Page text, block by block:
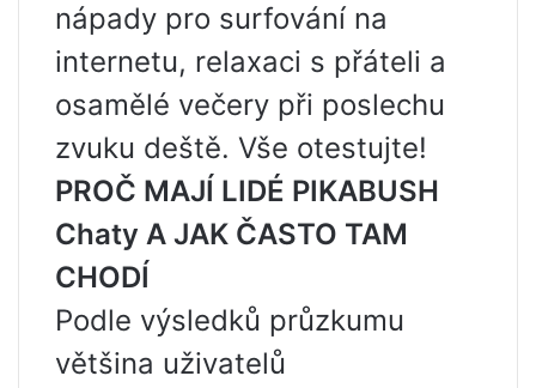
nápady pro surfování na
internetu, relaxaci s přáteli a
osamělé večery při poslechu
zvuku deště. Vše otestujte!
PROČ MAJÍ LIDÉ PIKABUSH
Chaty A JAK ČASTO TAM
CHODÍ
Podle výsledků průzkumu
většina uživatelů